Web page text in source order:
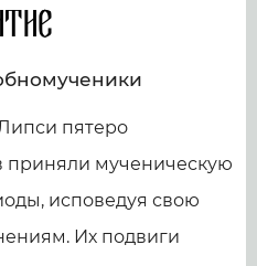
пятеро
приняли мученическую
исповедуя свою
Их подвиги